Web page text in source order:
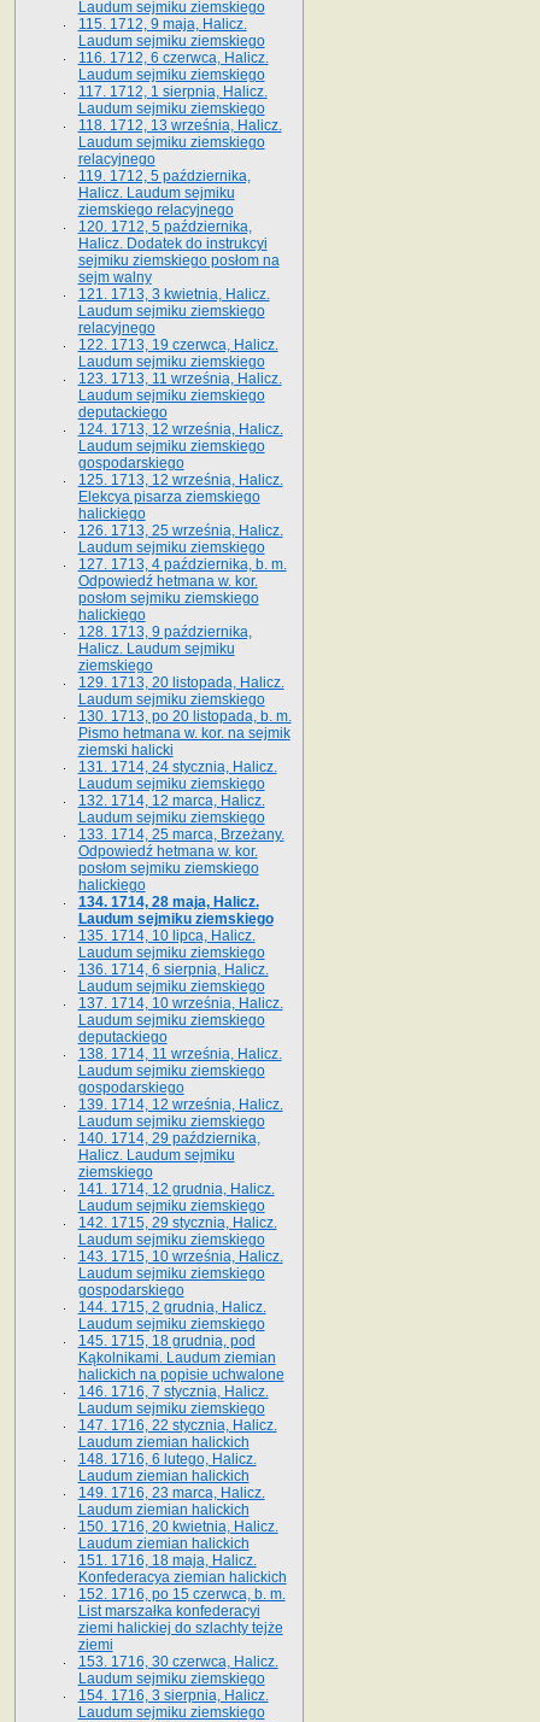
Laudum sejmiku ziemskiego
115. 1712, 9 maja, Halicz.
Laudum sejmiku ziemskiego
116. 1712, 6 czerwca, Halicz.
Laudum sejmiku ziemskiego
117. 1712, 1 sierpnia, Halicz.
Laudum sejmiku ziemskiego
118. 1712, 13 września, Halicz.
Laudum sejmiku ziemskiego
relacyjnego
119. 1712, 5 października,
Halicz. Laudum sejmiku
ziemskiego relacyjnego
120. 1712, 5 października,
Halicz. Dodatek do instrukcyi
sejmiku ziemskiego posłom na
sejm walny
121. 1713, 3 kwietnia, Halicz.
Laudum sejmiku ziemskiego
relacyjnego
122. 1713, 19 czerwca, Halicz.
Laudum sejmiku ziemskiego
123. 1713, 11 września, Halicz.
Laudum sejmiku ziemskiego
deputackiego
124. 1713, 12 września, Halicz.
Laudum sejmiku ziemskiego
gospodarskiego
125. 1713, 12 września, Halicz.
Elekcya pisarza ziemskiego
halickiego
126. 1713, 25 września, Halicz.
Laudum sejmiku ziemskiego
127. 1713, 4 października, b. m.
Odpowiedź hetmana w. kor.
posłom sejmiku ziemskiego
halickiego
128. 1713, 9 października,
Halicz. Laudum sejmiku
ziemskiego
129. 1713, 20 listopada, Halicz.
Laudum sejmiku ziemskiego
130. 1713, po 20 listopada, b. m.
Pismo hetmana w. kor. na sejmik
ziemski halicki
131. 1714, 24 stycznia, Halicz.
Laudum sejmiku ziemskiego
132. 1714, 12 marca, Halicz.
Laudum sejmiku ziemskiego
133. 1714, 25 marca, Brzeżany.
Odpowiedź hetmana w. kor.
posłom sejmiku ziemskiego
halickiego
134. 1714, 28 maja, Halicz.
Laudum sejmiku ziemskiego
135. 1714, 10 lipca, Halicz.
Laudum sejmiku ziemskiego
136. 1714, 6 sierpnia, Halicz.
Laudum sejmiku ziemskiego
137. 1714, 10 września, Halicz.
Laudum sejmiku ziemskiego
deputackiego
138. 1714, 11 września, Halicz.
Laudum sejmiku ziemskiego
gospodarskiego
139. 1714, 12 września, Halicz.
Laudum sejmiku ziemskiego
140. 1714, 29 października,
Halicz. Laudum sejmiku
ziemskiego
141. 1714, 12 grudnia, Halicz.
Laudum sejmiku ziemskiego
142. 1715, 29 stycznia, Halicz.
Laudum sejmiku ziemskiego
143. 1715, 10 września, Halicz.
Laudum sejmiku ziemskiego
gospodarskiego
144. 1715, 2 grudnia, Halicz.
Laudum sejmiku ziemskiego
145. 1715, 18 grudnia, pod
Kąkolnikami. Laudum ziemian
halickich na popisie uchwalone
146. 1716, 7 stycznia, Halicz.
Laudum sejmiku ziemskiego
147. 1716, 22 stycznia, Halicz.
Laudum ziemian halickich
148. 1716, 6 lutego, Halicz.
Laudum ziemian halickich
149. 1716, 23 marca, Halicz.
Laudum ziemian halickich
150. 1716, 20 kwietnia, Halicz.
Laudum ziemian halickich
151. 1716, 18 maja, Halicz.
Konfederacya ziemian halickich
152. 1716, po 15 czerwca, b. m.
List marszałka konfederacyi
ziemi halickiej do szlachty tejże
ziemi
153. 1716, 30 czerwca, Halicz.
Laudum sejmiku ziemskiego
154. 1716, 3 sierpnia, Halicz.
Laudum sejmiku ziemskiego